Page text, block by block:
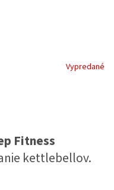
Vypredané
Fitness
kettlebellov.